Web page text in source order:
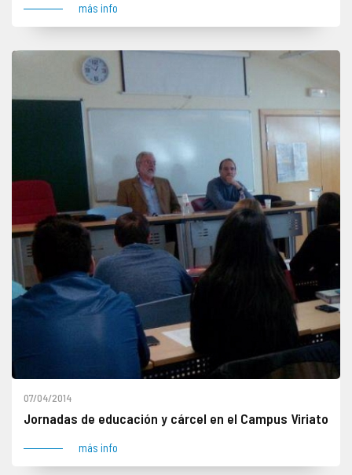
más info
07/04/2014
Jornadas de educación y cárcel en el Campus Viriato
más info